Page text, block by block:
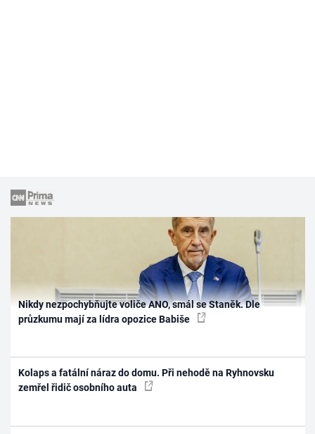
Nikdy nezpochybňujte voliče ANO, smál se Staněk. Dle
průzkumu mají za lídra opozice Babiše
Kolaps a fatální náraz do domu. Při nehodě na Ryhnovsku
zemřel řidič osobního auta